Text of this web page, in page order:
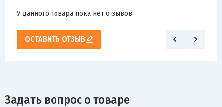
У данного товара пока нет отзывов
ОСТАВИТЬ ОТЗЫВ
Задать вопрос о товаре